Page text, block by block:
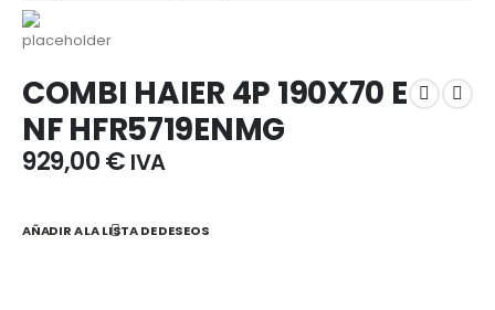
COMBI HAIER 4P 190X70 E
NF HFR5719ENMG
929,00€ IVA
AÑADIR A LA LISTA DE DESEOS